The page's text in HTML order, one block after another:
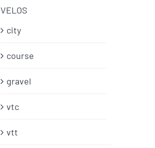
VELOS
city
course
gravel
vtc
vtt